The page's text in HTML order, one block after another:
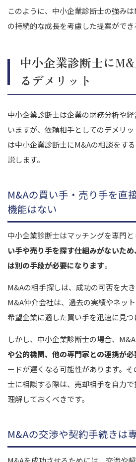
このように、中小企業診断士の強み
の持続的な成長を考慮した提案ができ
中小企業診断士に
るデメリット
中小企業診断士は企業の財務分析や
いますが、依頼相手としてのデメリ
は中小企業診断士にM&Aの相談をす
説します。
M&Aの買い手・売り手を直
機能はない
中小企業診断士はマッチングを専門と
い手や売り手を探す仕組みがないた
は別の手段が必要になります。
M&Aの相手探しは、成功の可否を大き
M&A仲介会社は、過去の実績やネッ
希望企業に適した買い手を迅速に見つ
しかし、中小企業診断士の場合、
や公的機関、他の専門家との連携が必
ードが遅くなる可能性があります。
士に相談する際は、売却相手を自力
理解しておくべきです。
M&Aの交渉や契約手続きは